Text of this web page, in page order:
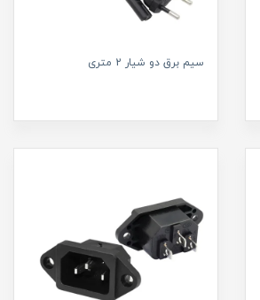
سیم برق دو شیار 2 متری